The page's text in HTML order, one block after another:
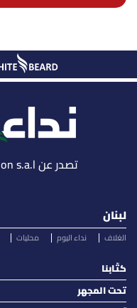
تصدر عن Lebanese Media Production s.a.l
لبنان
الغلاف نداء اليوم محليات
كتّابنا
تحت المجهر